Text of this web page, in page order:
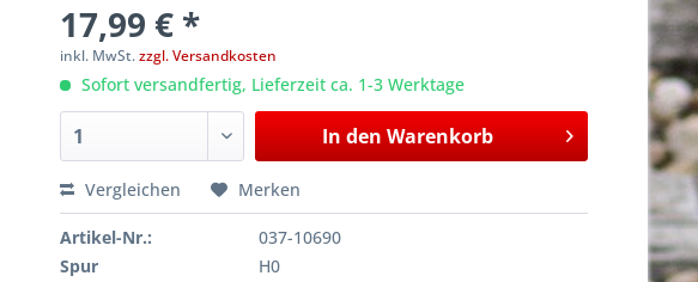
17,99 € *
inkl. MwSt.zzgl. Versandkosten
Sofort versandfertig, Lieferzeit ca. 1-3 Werktage
In den Warenkorb
Vergleichen Merken
Artikel-Nr.:
037-10690
Spur
H0